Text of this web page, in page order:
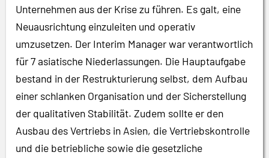
Unternehmen aus der Krise zu führen. Es galt, eine
Neuausrichtung einzuleiten und operativ
umzusetzen. Der Interim Manager war verantwortlich
für 7 asiatische Niederlassungen. Die Hauptaufgabe
bestand in der Restrukturierung selbst, dem Aufbau
einer schlanken Organisation und der Sicherstellung
der qualitativen Stabilität. Zudem sollte er den
Ausbau des Vertriebs in Asien, die Vertriebskontrolle
und die betriebliche sowie die gesetzliche